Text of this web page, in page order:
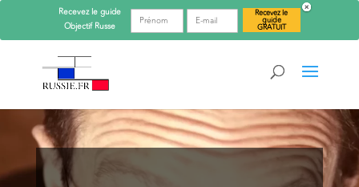
Recevez le guide
ObjectifRusse
Recevez le
guide
GRATUIT